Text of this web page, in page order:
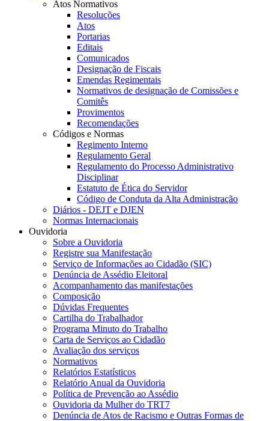
Atos Normativos
Resoluções
Atos
Portarias
Editais
Comunicados
Designação de Fiscais
Emendas Regimentais
Normativos de designação de Comissões e
Comitês
Provimentos
Recomendações
Códigos e Normas
Regimento Interno
Regulamento Geral
Regulamento do Processo Administrativo
Disciplinar
Estatuto de Ética do Servidor
Código de Conduta da Alta Administração
Diários - DEJT e DJEN
Normas Internacionais
Ouvidoria
Sobre a Ouvidoria
Registre sua Manifestação
Serviço de Informações ao Cidadão (SIC)
Denúncia de Assédio Eleitoral
Acompanhamento das manifestações
Composição
Dúvidas Frequentes
Cartilha do Trabalhador
Programa Minuto do Trabalho
Carta de Serviços ao Cidadão
Avaliação dos serviços
Normativos
Relatórios Estatísticos
Relatório Anual da Ouvidoria
Política de Prevenção ao Assédio
Ouvidoria da Mulher do TRT7
Denúncia de Atos de Racismo e Outras Formas de